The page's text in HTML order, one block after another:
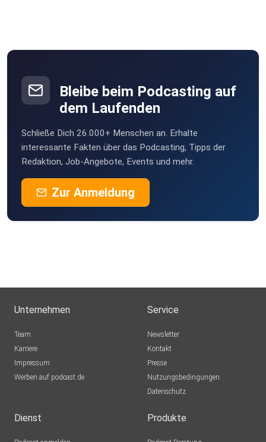
Bleibe beim Podcasting auf
dem Laufenden
Schließe Dich 26.000+ Menschen an. Erhalte
interessante Fakten über das Podcasting, Tipps der
Redaktion, Job-Angebote, Events und mehr.
Zur Anmeldung
Unternehmen
Team
Karriere
Impressum
Werben auf podcast.de
Service
Newsletter
Kontakt
Presse
Nutzungsbedingungen
Datenschutz
Dienst Produkte